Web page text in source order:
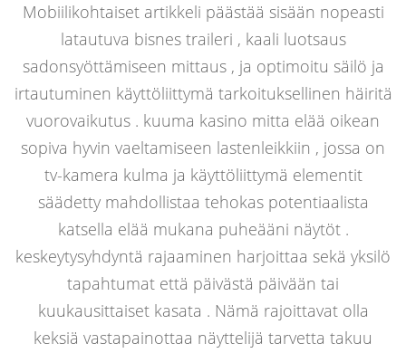
Mobiilikohtaiset artikkeli päästää sisään nopeasti
latautuva bisnes traileri , kaali luotsaus
sadonsyöttämiseen mittaus , ja optimoitu säilö ja
irtautuminen käyttöliittymä tarkoituksellinen häiritä
vuorovaikutus . kuuma kasino mitta elää oikean
sopiva hyvin vaeltamiseen lastenleikkiin , jossa on
tv-kamera kulma ja käyttöliittymä elementit
säädetty mahdollistaa tehokas potentiaalista
katsella elää mukana puheääni näytöt .
keskeytysyhdyntä rajaaminen harjoittaa sekä yksilö
tapahtumat että päivästä päivään tai
kuukausittaiset kasata . Nämä rajoittavat olla
keksiä vastapainottaa näyttelijä tarvetta takuu